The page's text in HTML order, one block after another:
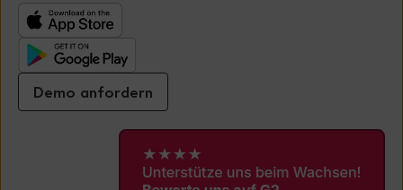
Demo anfordern